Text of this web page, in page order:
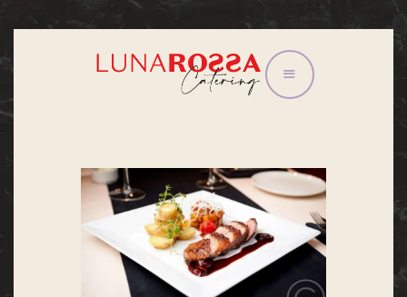
CONVEGNI
EVENTI
IL TRAM
LISTINO
CONTATTI